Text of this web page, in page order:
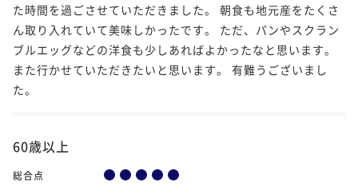
た時間を過ごさせていただきました。 朝食も地元産をたくさ
ん取り入れていて美味しかったです。 ただ、パンやスクラン
ブルエッグなどの洋食も少しあればよかったなと思います。
また行かせていただきたいと思います。 有難うございまし
た。
60歳以上
総合点